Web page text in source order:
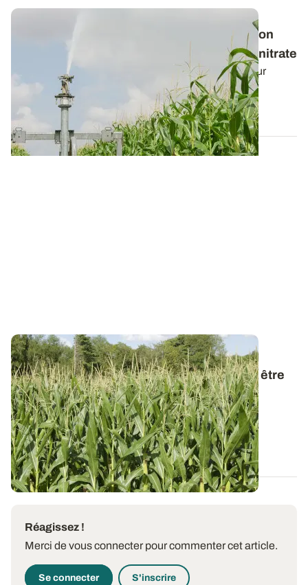
Les Vrai/Faux de l’irrigation - Non, l’irrigation
n’augmente pas le risque de lessivage du nitrate
L’irrigation est souvent jugée à tort comme un facteur
aggravant les risques d...
19 JUILL. 2018
POITOU-CHARENTES
Canicule et maïs : la météo de mi-juillet va être
déterminante
Les maïs les plus précoces ont déjà atteint le stade
sensible de la floraison. Face à la...
02 JUILL. 2026
Réagissez !
Merci de vous connecter pour commenter cet article.
Se connecter S'inscrire